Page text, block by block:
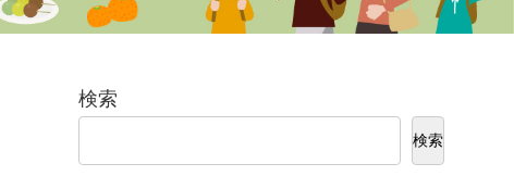
検索
検索